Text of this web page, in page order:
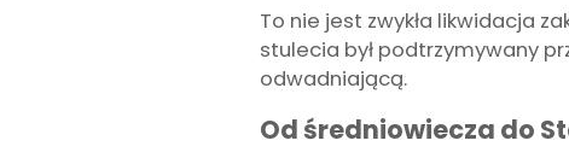
To nie jest zwykła likwidacja
stulecia był podtrzymywany
odwadniającą.
Od średniowiecza do